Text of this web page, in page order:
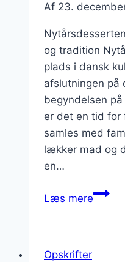
Af 23.
og tradition
plads i dansk
afslutningen på
begyndelsen
er det en tid for
samles med
lækker mad og
en…
Læs mere
Opskrifter